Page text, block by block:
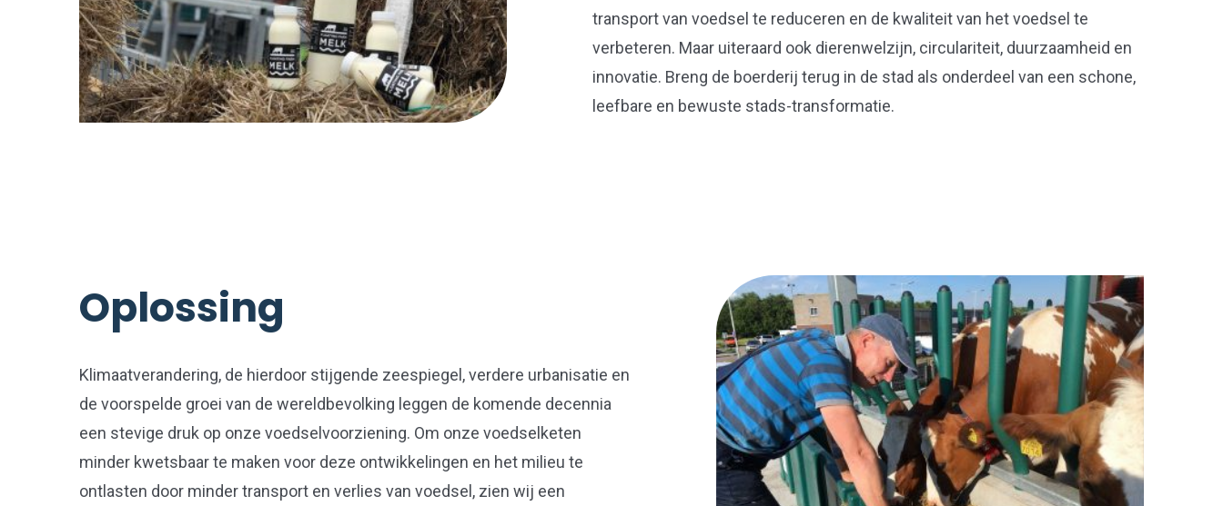
transport van voedsel te reduceren en de kwaliteit van het voedsel te
verbeteren. Maar uiteraard ook dierenwelzijn, circulariteit, duurzaamheid en
innovatie. Breng de boerderij terug in de stad als onderdeel van een schone,
leefbare en bewuste stads-transformatie.
Oplossing
Klimaatverandering, de hierdoor stijgende zeespiegel, verdere urbanisatie en
de voorspelde groei van de wereldbevolking leggen de komende decennia
een stevige druk op onze voedselvoorziening. Om onze voedselketen
minder kwetsbaar te maken voor deze ontwikkelingen en het milieu te
ontlasten door minder transport en verlies van voedsel, zien wij een